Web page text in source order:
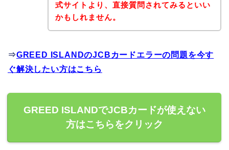
式サイトより、直接質問されてみるといい
かもしれません。
⇒GREED ISLANDのJCBカードエラーの問題を今す
ぐ解決したい方はこちら
GREED ISLANDでJCBカードが使えない
方はこちらをクリック